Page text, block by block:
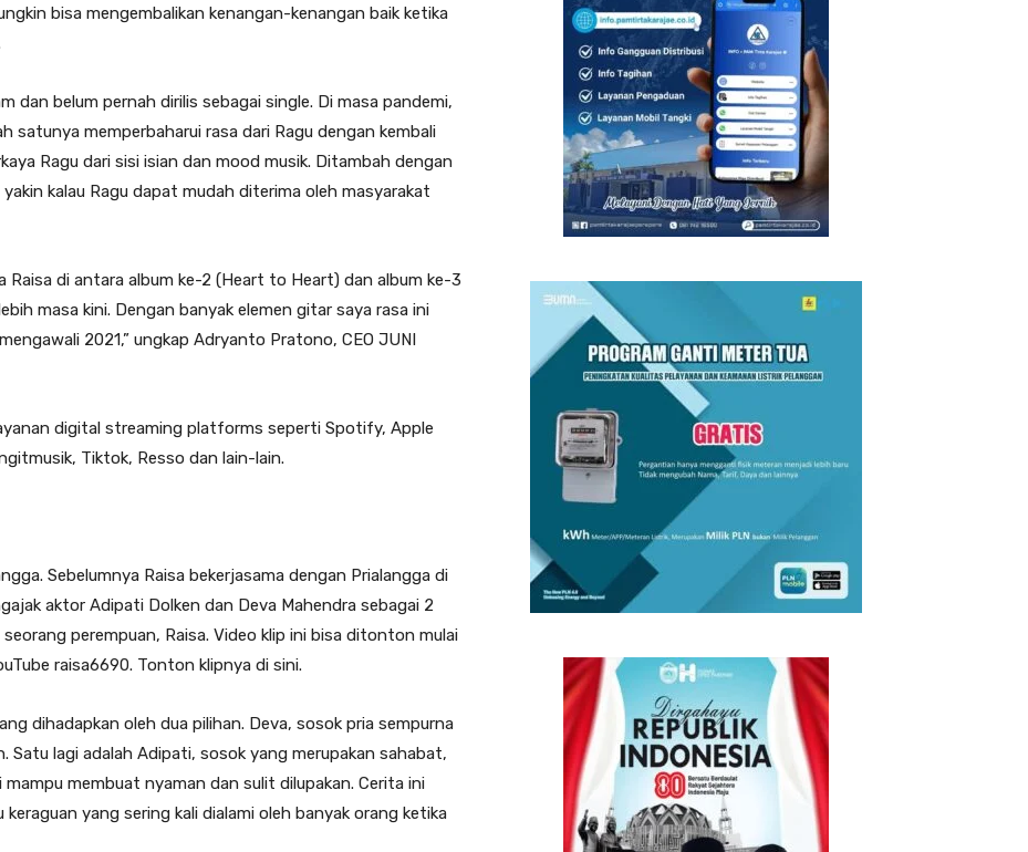
bisa mengembalikan kenangan-kenangan baik ketika
dan belum pernah dirilis sebagai single. Di masa pandemi,
satunya memperbaharui rasa dari Ragu dengan kembali
Ragu dari sisi isian dan mood musik. Ditambah dengan
kalau Ragu dapat mudah diterima oleh masyarakat
Raisa di antara album ke-2 (Heart to Heart) dan album ke-3
masa kini. Dengan banyak elemen gitar saya rasa ini
2021,” ungkap Adryanto Pratono, CEO JUNI
digital streaming platforms seperti Spotify, Apple
Tiktok, Resso dan lain-lain.
Sebelumnya Raisa bekerjasama dengan Prialangga di
aktor Adipati Dolken dan Deva Mahendra sebagai 2
perempuan, Raisa. Video klip ini bisa ditonton mulai
raisa6690. Tonton klipnya di sini.
dihadapkan oleh dua pilihan. Deva, sosok pria sempurna
Satu lagi adalah Adipati, sosok yang merupakan sahabat,
membuat nyaman dan sulit dilupakan. Cerita ini
yang sering kali dialami oleh banyak orang ketika